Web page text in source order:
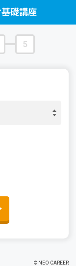
礎講座
5
© NEO CAREER